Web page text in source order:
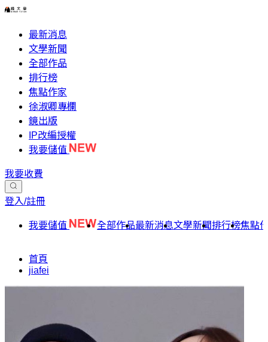
最新消息
文學新聞
全部作品
排行榜
焦點作家
徐淑卿專欄
鏡出版
IP改編授權
我要儲值
我要收費
登入/註冊
我要儲值 全部作品最新消息文學新聞排行榜焦點
首頁
jiafei